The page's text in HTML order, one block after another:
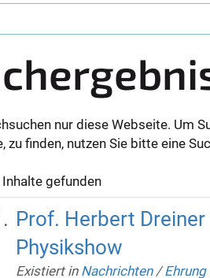
nur diese Webseite. Um
zu finden, nutzen Sie bitte eine
Inhalte gefunden
Prof. Herbert
Physikshow
Existiert in Nachrichten /